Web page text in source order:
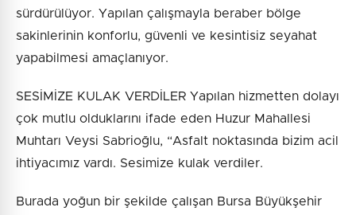
sürdürülüyor. Yapılan çalışmayla beraber bölge
sakinlerinin konforlu, güvenli ve kesintisiz seyahat
yapabilmesi amaçlanıyor.
SESİMİZE KULAK VERDİLER Yapılan hizmetten dolayı
çok mutlu olduklarını ifade eden Huzur Mahallesi
Muhtarı Veysi Sabrioğlu, “Asfalt noktasında bizim acil
ihtiyacımız vardı. Sesimize kulak verdiler.
Burada yoğun bir şekilde çalışan Bursa Büyükşehir